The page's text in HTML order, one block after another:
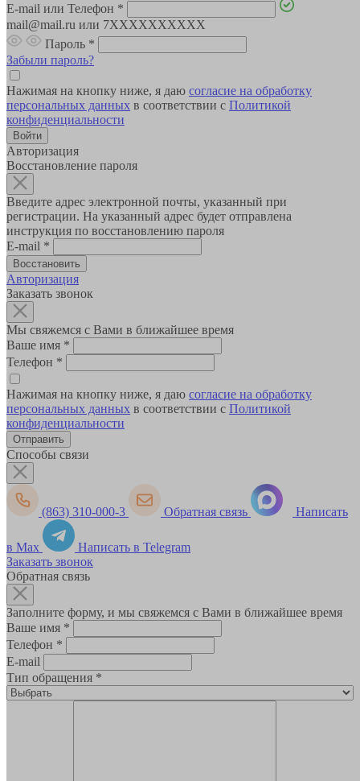
E-mail или Телефон *
mail@mail.ru или 7XXXXXXXXXX
Пароль *
Забыли пароль?
Нажимая на кнопку ниже, я даю согласие на обработку
персональных данных в соответствии с Политикой
конфиденциальности
Авторизация
Восстановление пароля
Введите адрес электронной почты, указанный при
регистрации. На указанный адрес будет отправлена
инструкция по восстановлению пароля
E-mail *
Авторизация
Заказать звонок
Мы свяжемся с Вами в ближайшее время
Ваше имя *
Телефон *
Нажимая на кнопку ниже, я даю согласие на обработку
персональных данных в соответствии с Политикой
конфиденциальности
Способы связи
(863) 310-000-3 Обратная связь Написать
в Max
Написать в Telegram
Заказать звонок
Обратная связь
Заполните форму, и мы свяжемся с Вами в ближайшее время
Ваше имя *
Телефон *
E-mail
Тип обращения *